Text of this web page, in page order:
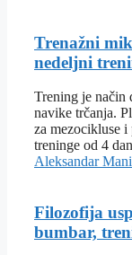
Trenažni
nedeljni
Trening je način
navike trčanja.
za mezocikluse
treninge od 4
Aleksandar
Filozofija
bumbar,